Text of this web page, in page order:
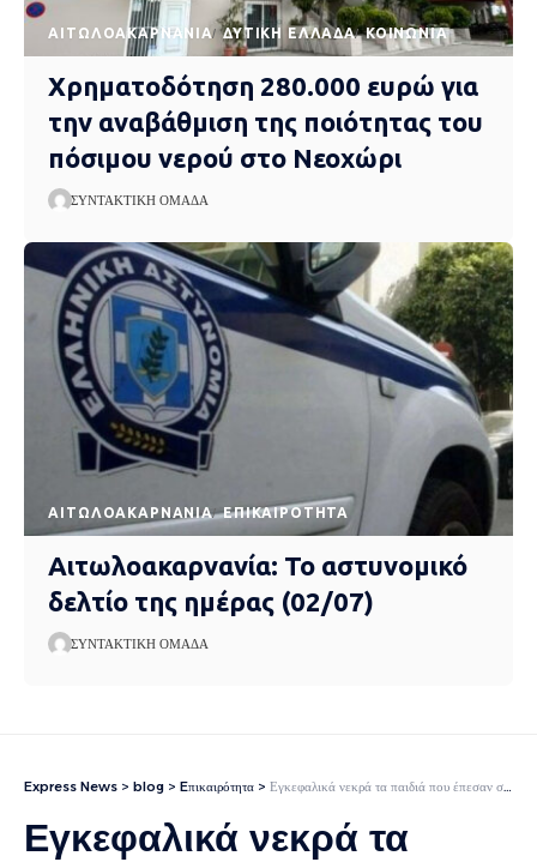
AΙΤΩΛΟΑΚΑΡΝΑΝΊΑ ΔΥΤΙΚΉ ΕΛΛΆΔΑ ΚΟΙΝΩΝΊΑ
Χρηματοδότηση 280.000 ευρώ για
την αναβάθμιση της ποιότητας του
πόσιμου νερού στο Νεοχώρι
ΣΥΝΤΑΚΤΙΚΉ ΟΜΆΔΑ
AΙΤΩΛΟΑΚΑΡΝΑΝΊΑ EΠΙΚΑΙΡΌΤΗΤΑ
Αιτωλοακαρνανία: Το αστυνομικό
δελτίο της ημέρας (02/07)
ΣΥΝΤΑΚΤΙΚΉ ΟΜΆΔΑ
Express News > blog > Eπικαιρότητα > Εγκεφαλικά νεκρά τα παιδιά που έπεσαν στον Άραχθο, δωρίζουν τα όργανά τους οι γονείς τους – «Φύγατε σαν ήρωες» γράφουν οι φίλοι τους
Εγκεφαλικά νεκρά τα